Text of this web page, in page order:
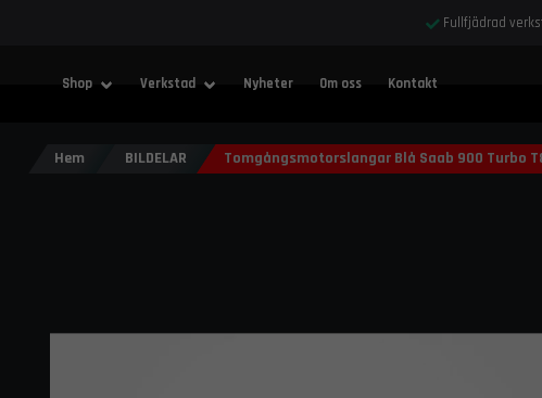
Fullfjädrad
Shop Verkstad Nyheter Om oss Kontakt
Hem BILDELAR Tomgångsmotorslangar Blå Saab 900 Turbo